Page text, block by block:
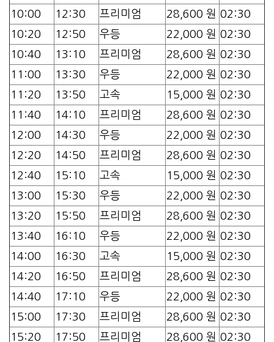
10:00
12:30 프리미엄 28,600 원 02:30
10:20
12:50 우등 22,000 원 02:30
10:40
13:10 프리미엄 28,600 원 02:30
11:00
13:30 우등 22,000 원 02:30
11:20
13:50 고속 15,000 원 02:30
11:40
14:10 프리미엄 28,600 원 02:30
12:00
14:30 우등 22,000 원 02:30
12:20
14:50 프리미엄 28,600 원 02:30
12:40
15:10 고속 15,000 원 02:30
13:00
15:30 우등 22,000 원 02:30
13:20
15:50 프리미엄 28,600 원 02:30
13:40
16:10 우등 22,000 원 02:30
14:00
16:30 고속 15,000 원 02:30
14:20
16:50 프리미엄 28,600 원 02:30
14:40
17:10 우등 22,000 원 02:30
15:00
17:30 프리미엄 28,600 원 02:30
15:20
17:50 프리미엄 28,600 원 02:30